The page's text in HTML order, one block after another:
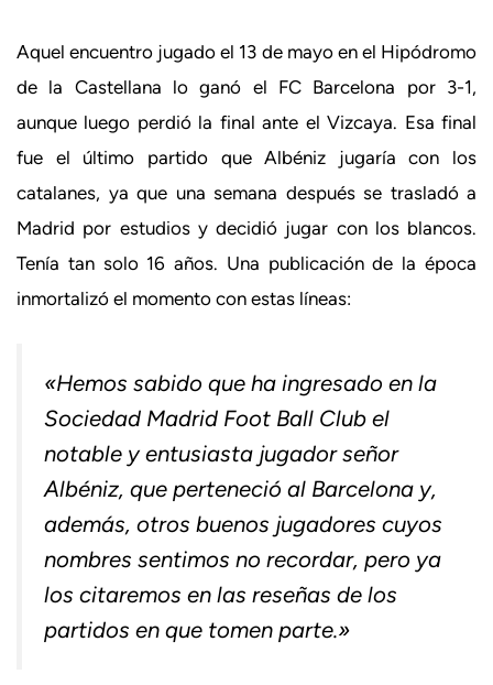
Aquel encuentro jugado el 13 de mayo en el Hipódromo
de la Castellana lo ganó el FC Barcelona por 3-1,
aunque luego perdió la final ante el Vizcaya. Esa final
fue el último partido que Albéniz jugaría con los
catalanes, ya que una semana después se trasladó a
Madrid por estudios y decidió jugar con los blancos.
Tenía tan solo 16 años. Una publicación de la época
inmortalizó el momento con estas líneas:
«Hemos sabido que ha ingresado en la
Sociedad Madrid Foot Ball Club el
notable y entusiasta jugador señor
Albéniz, que perteneció al Barcelona y,
además, otros buenos jugadores cuyos
nombres sentimos no recordar, pero ya
los citaremos en las reseñas de los
partidos en que tomen parte.»